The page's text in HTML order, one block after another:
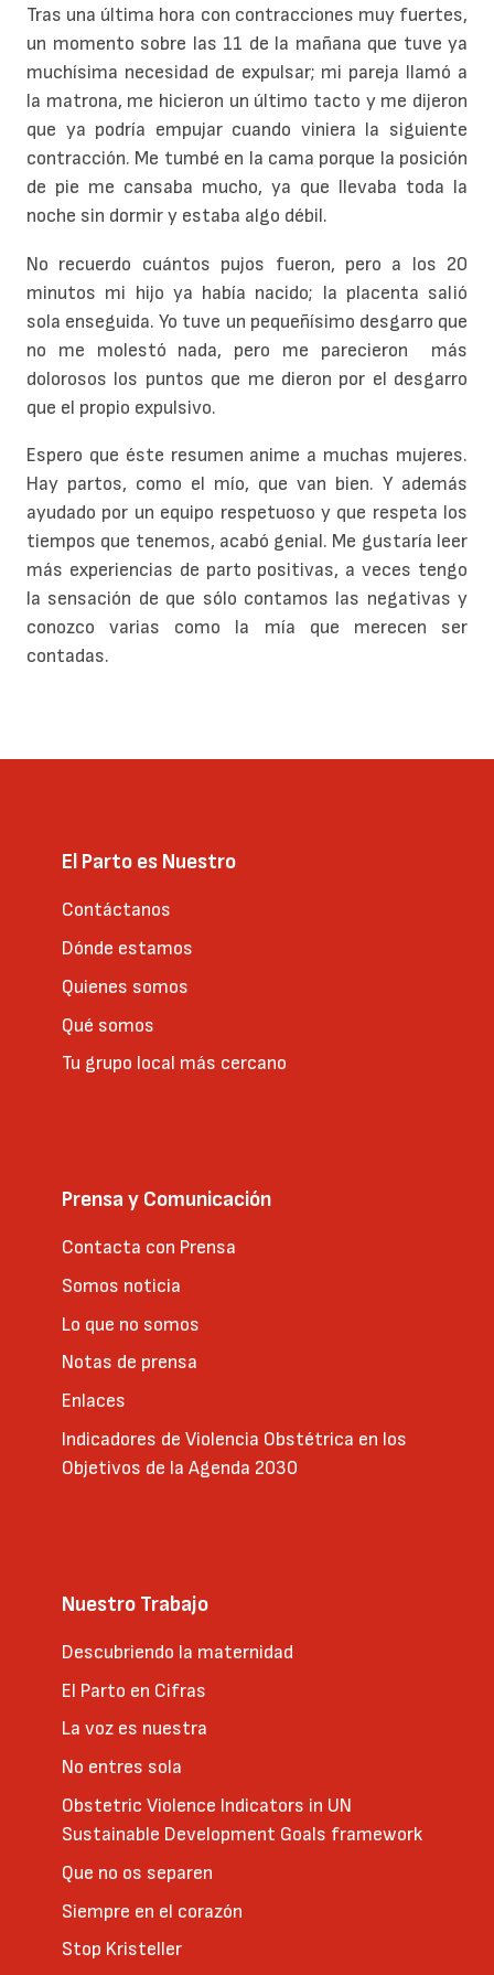
Tras una última hora con contracciones muy fuertes,
un momento sobre las 11 de la mañana que tuve ya
muchísima necesidad de expulsar; mi pareja llamó a
la matrona, me hicieron un último tacto y me dijeron
que ya podría empujar cuando viniera la siguiente
contracción. Me tumbé en la cama porque la posición
de pie me cansaba mucho, ya que llevaba toda la
noche sin dormir y estaba algo débil.
No recuerdo cuántos pujos fueron, pero a los 20
minutos mi hijo ya había nacido; la placenta salió
sola enseguida. Yo tuve un pequeñísimo desgarro que
no me molestó nada, pero me parecieron más
dolorosos los puntos que me dieron por el desgarro
que el propio expulsivo.
Espero que éste resumen anime a muchas mujeres.
Hay partos, como el mío, que van bien. Y además
ayudado por un equipo respetuoso y que respeta los
tiempos que tenemos, acabó genial. Me gustaría leer
más experiencias de parto positivas, a veces tengo
la sensación de que sólo contamos las negativas y
conozco varias como la mía que merecen ser
contadas.
El Parto es Nuestro
Contáctanos
Dónde estamos
Quienes somos
Qué somos
Tu grupo local más cercano
Prensa y Comunicación
Contacta con Prensa
Somos noticia
Lo que no somos
Notas de prensa
Enlaces
Indicadores de Violencia Obstétrica en los
Objetivos de la Agenda 2030
Nuestro Trabajo
Descubriendo la maternidad
El Parto en Cifras
La voz es nuestra
No entres sola
Obstetric Violence Indicators in UN
Sustainable Development Goals framework
Que no os separen
Siempre en el corazón
Stop Kristeller